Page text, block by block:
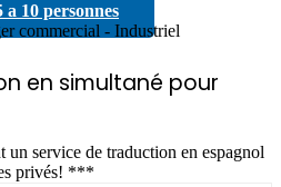
10 personnes
en simultané pour
service de traduction en espagnol
privés! ***